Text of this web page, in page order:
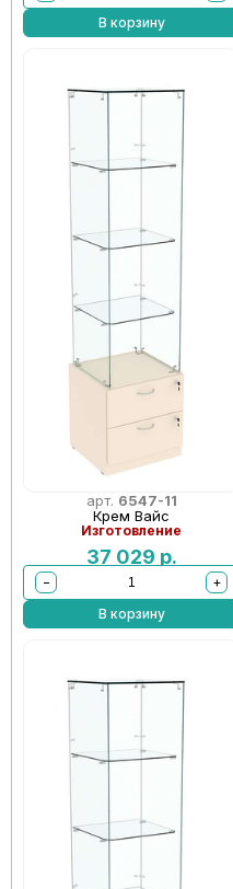
В корзину
арт. 6547-11
Крем Вайс
Изготовление
37 029 р.
−
+
В корзину